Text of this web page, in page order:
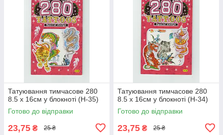
Татуювання тимчасове 280
8.5 х 16см у блокноті (H-35)
Готово до відправки
23,75 ₴ 25 ₴
Татуювання тимчасове 280
8.5 х 16см у блокноті (H-34)
Готово до відправки
23,75 ₴ 25 ₴